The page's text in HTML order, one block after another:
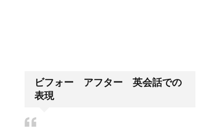
アメリカの大学に入学す
ビフォー アフター 英会話での
表現